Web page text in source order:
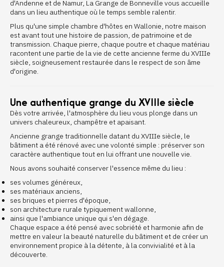
d'Andenne et de Namur, La Grange de Bonneville vous accueille
dans un lieu authentique où le temps semble ralentir.
Plus qu'une simple chambre d'hôtes en Wallonie, notre maison
est avant tout une histoire de passion, de patrimoine et de
transmission. Chaque pierre, chaque poutre et chaque matériau
racontent une partie de la vie de cette ancienne ferme du XVIIIe
siècle, soigneusement restaurée dans le respect de son âme
d'origine.
Une authentique grange du XVIIIe siècle
Dès votre arrivée, l'atmosphère du lieu vous plonge dans un
univers chaleureux, champêtre et apaisant.
Ancienne grange traditionnelle datant du XVIIIe siècle, le
bâtiment a été rénové avec une volonté simple : préserver son
caractère authentique tout en lui offrant une nouvelle vie.
Nous avons souhaité conserver l'essence même du lieu :
ses volumes généreux,
ses matériaux anciens,
ses briques et pierres d'époque,
son architecture rurale typiquement wallonne,
ainsi que l'ambiance unique qui s'en dégage.
Chaque espace a été pensé avec sobriété et harmonie afin de
mettre en valeur la beauté naturelle du bâtiment et de créer un
environnement propice à la détente, à la convivialité et à la
découverte.